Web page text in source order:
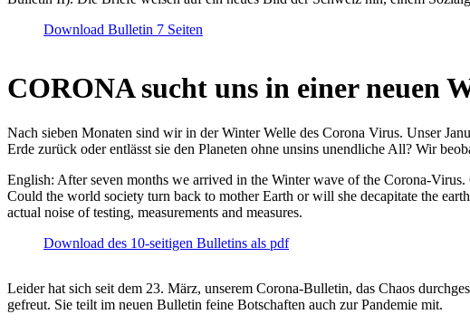
Download Bulletin 7 Seiten
CORONA sucht uns in einer neuen
Nach sieben Monaten sind wir in der Winter Welle des Corona Virus. Unser
Erde zurück oder entlässt sie den Planeten ohne unsins unendliche All? Wir
English: After seven months we arrived in the Winter wave of the Corona-
Could the world society turn back to mother Earth or will she decapitate the
actual noise of testing, measurements and measures.
Download des 10-seitigen Bulletins als pdf
Leider hat sich seit dem 23. März, unserem Corona-Bulletin, das Chaos
gefreut. Sie teilt im neuen Bulletin feine Botschaften auch zur Pandemie mit.